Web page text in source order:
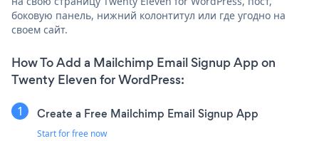
боковую панель, нижний колонтитул или где угодно на
своем сайт.
How To Add a Mailchimp Email Signup App on
Twenty Eleven for WordPress:
Create a Free Mailchimp Email Signup App
Start for free now